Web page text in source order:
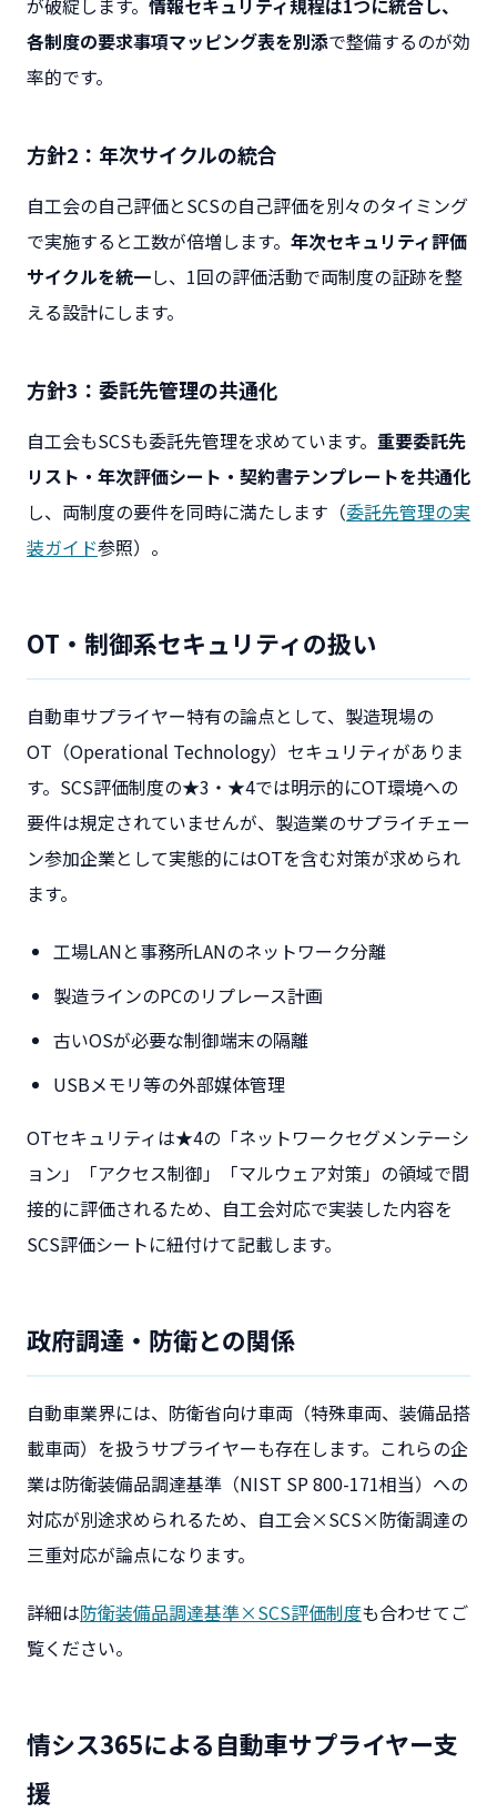
が破綻します。 情報セキュリティ規程は1つに統合し、
各制度の要求事項マッピング表を別添で整備するのが効
率的です。
方針2：年次サイクルの統合
自工会の自己評価とSCSの自己評価を別々のタイミング
で実施すると工数が倍増します。 年次セキュリティ評価
サイクルを統一し、1回の評価活動で両制度の証跡を整
える設計にします。
方針3：委託先管理の共通化
自工会もSCSも委託先管理を求めています。 重要委託先
リスト・年次評価シート・契約書テンプレートを共通化
し、両制度の要件を同時に満たします（委託先管理の実
装ガイド参照）。
OT・制御系セキュリティの扱い
自動車サプライヤー特有の論点として、製造現場の
OT（Operational Technology）セキュリティがありま
す。SCS評価制度の★3・★4では明示的にOT環境への
要件は規定されていませんが、製造業のサプライチェー
ン参加企業として実態的にはOTを含む対策が求められ
ます。
工場LANと事務所LANのネットワーク分離
製造ラインのPCのリプレース計画
古いOSが必要な制御端末の隔離
USBメモリ等の外部媒体管理
OTセキュリティは★4の「ネットワークセグメンテーシ
ョン」「アクセス制御」「マルウェア対策」の領域で間
接的に評価されるため、自工会対応で実装した内容を
SCS評価シートに紐付けて記載します。
政府調達・防衛との関係
自動車業界には、防衛省向け車両（特殊車両、装備品搭
載車両）を扱うサプライヤーも存在します。これらの企
業は防衛装備品調達基準（NIST SP 800-171相当）への
対応が別途求められるため、自工会×SCS×防衛調達の
三重対応が論点になります。
詳細は防衛装備品調達基準×SCS評価制度も合わせてご
覧ください。
情シス365による自動車サプライヤー支
援